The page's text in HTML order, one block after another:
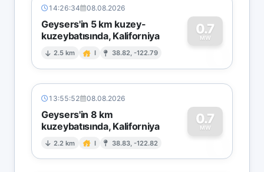
14:26:34 08.08.2026
Geysers'in 5 km kuzey-
kuzeybatısında, Kaliforniya
2.5 km I 38.82, -122.79
0.7
MW
0
13:55:52 08.08.2026
Geysers'in 8 km
kuzeybatısında, Kaliforniya
2.2 km I 38.83, -122.82
0.7
MW
0